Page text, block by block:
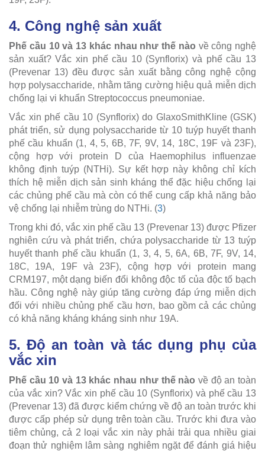
4. Công nghệ sản xuất
Phế cầu 10 và 13 khác nhau như thế nào về công nghệ
sản xuất? Vắc xin phế cầu 10 (Synflorix) và phế cầu 13
(Prevenar 13) đều được sản xuất bằng công nghệ cộng
hợp polysaccharide, nhằm tăng cường hiệu quả miễn dịch
chống lại vi khuẩn Streptococcus pneumoniae.
Vắc xin phế cầu 10 (Synflorix) do GlaxoSmithKline (GSK)
phát triển, sử dụng polysaccharide từ 10 tuýp huyết thanh
phế cầu khuẩn (1, 4, 5, 6B, 7F, 9V, 14, 18C, 19F và 23F),
cộng hợp với protein D của Haemophilus influenzae
không định tuýp (NTHi). Sự kết hợp này không chỉ kích
thích hệ miễn dịch sản sinh kháng thể đặc hiệu chống lại
các chủng phế cầu mà còn có thể cung cấp khả năng bảo
vệ chống lại nhiễm trùng do NTHi. (3)
Trong khi đó, vắc xin phế cầu 13 (Prevenar 13) được Pfizer
nghiên cứu và phát triển, chứa polysaccharide từ 13 tuýp
huyết thanh phế cầu khuẩn (1, 3, 4, 5, 6A, 6B, 7F, 9V, 14,
18C, 19A, 19F và 23F), cộng hợp với protein mang
CRM197, một dạng biến đổi không độc tố của độc tố bạch
hầu. Công nghệ này giúp tăng cường đáp ứng miễn dịch
đối với nhiều chủng phế cầu hơn, bao gồm cả các chủng
có khả năng kháng kháng sinh như 19A.
5. Độ an toàn và tác dụng phụ của
vắc xin
Phế cầu 10 và 13 khác nhau như thế nào về độ an toàn
của vắc xin? Vắc xin phế cầu 10 (Synflorix) và phế cầu 13
(Prevenar 13) đã được kiểm chứng về độ an toàn trước khi
được cấp phép sử dụng trên toàn cầu. Trước khi đưa vào
tiêm chủng, cả 2 loại vắc xin này phải trải qua nhiều giai
đoạn thử nghiệm lâm sàng nghiêm ngặt để đánh giá hiệu